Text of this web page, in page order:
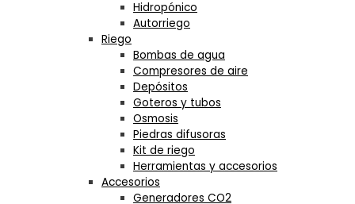
Hidropónico
Autorriego
Riego
Bombas de agua
Compresores de aire
Depósitos
Goteros y tubos
Osmosis
Piedras difusoras
Kit de riego
Herramientas y accesorios
Accesorios
Generadores CO2